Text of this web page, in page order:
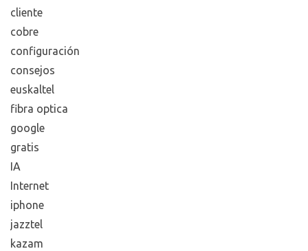
cliente
cobre
configuración
consejos
euskaltel
fibra optica
google
gratis
IA
Internet
iphone
jazztel
kazam